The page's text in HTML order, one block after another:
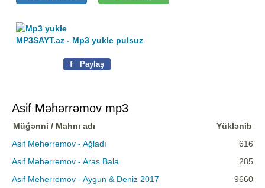
MP3SAYT.az - Mp3 yukle pulsuz
f Paylaş
Asif Məhərrəmov mp3
Müğənni / Mahnı adı
Yüklənib
Asif Məhərrəmov - Ağladı
616
Asif Məhərrəmov - Aras Bala
285
Asif Meherremov - Aygun & Deniz 2017
9660